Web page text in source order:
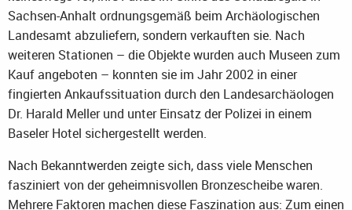
Sachsen-Anhalt ordnungsgemäß beim Archäologischen
Landesamt abzuliefern, sondern verkauften sie. Nach
weiteren Stationen – die Objekte wurden auch Museen zum
Kauf angeboten – konnten sie im Jahr 2002 in einer
fingierten Ankaufssituation durch den Landesarchäologen
Dr. Harald Meller und unter Einsatz der Polizei in einem
Baseler Hotel sichergestellt werden.
Nach Bekanntwerden zeigte sich, dass viele Menschen
fasziniert von der geheimnisvollen Bronzescheibe waren.
Mehrere Faktoren machen diese Faszination aus: Zum einen